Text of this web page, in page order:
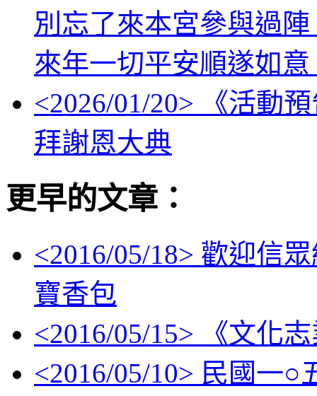
別忘了來本宮參與過
來年一切平安順遂如
<2026/01/20> 《活動
拜謝恩大典
更早的文章：
<2016/05/18> 歡迎信
寶香包
<2016/05/15> 《文化
<2016/05/10> 民國一○